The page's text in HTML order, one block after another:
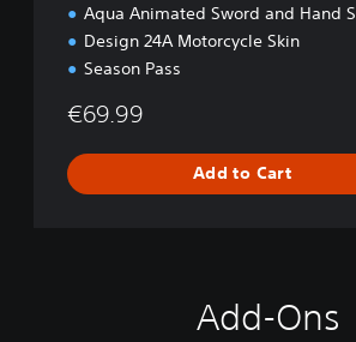
Aqua Animated Sword and Hand
Design 24A Motorcycle Skin
Season Pass
€69.99
Add to Cart
Add-Ons